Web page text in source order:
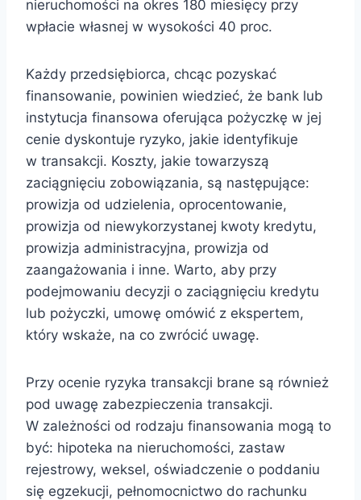
nieruchomości na okres 180 miesięcy przy
wpłacie własnej w wysokości 40 proc.
Każdy przedsiębiorca, chcąc pozyskać
finansowanie, powinien wiedzieć, że bank lub
instytucja finansowa oferująca pożyczkę w jej
cenie dyskontuje ryzyko, jakie identyfikuje
w transakcji. Koszty, jakie towarzyszą
zaciągnięciu zobowiązania, są następujące:
prowizja od udzielenia, oprocentowanie,
prowizja od niewykorzystanej kwoty kredytu,
prowizja administracyjna, prowizja od
zaangażowania i inne. Warto, aby przy
podejmowaniu decyzji o zaciągnięciu kredytu
lub pożyczki, umowę omówić z ekspertem,
który wskaże, na co zwrócić uwagę.
Przy ocenie ryzyka transakcji brane są również
pod uwagę zabezpieczenia transakcji.
W zależności od rodzaju finansowania mogą to
być: hipoteka na nieruchomości, zastaw
rejestrowy, weksel, oświadczenie o poddaniu
się egzekucji, pełnomocnictwo do rachunku